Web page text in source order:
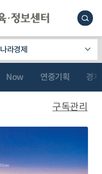
나라경제
Now 연중기획 경
구독관리